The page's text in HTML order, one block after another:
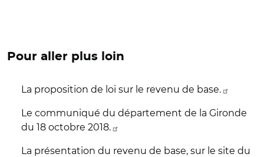
Pour aller plus loin
La proposition de loi sur le revenu de base.
Le communiqué du département de la Gironde
du 18 octobre 2018.
La présentation du revenu de base, sur le site du